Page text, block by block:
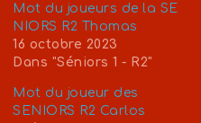
Mot du joueurs de la SE
NIORS R2 Thomas
16 octobre 2023
Dans "Séniors 1 - R2"
Mot du joueur des
SENIORS R2 Carlos